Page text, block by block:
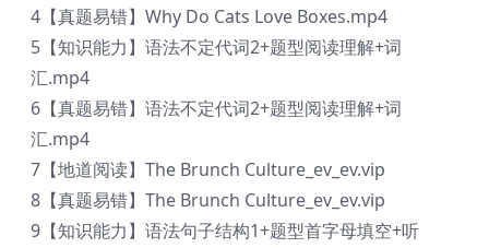
4【真题易错】Why Do Cats Love Boxes.mp4
5【知识能力】语法不定代词2+题型阅读理解+词
汇.mp4
6【真题易错】语法不定代词2+题型阅读理解+词
汇.mp4
7【地道阅读】The Brunch Culture_ev_ev.vip
8【真题易错】The Brunch Culture_ev_ev.vip
9【知识能力】语法句子结构1+题型首字母填空+听